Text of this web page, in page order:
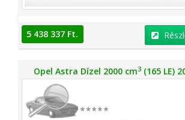
5 438 337 Ft.
Opel Astra Dízel 2000 cm3(165 LE)